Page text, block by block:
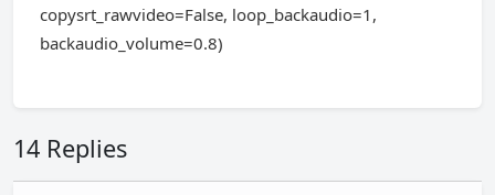
copysrt_rawvideo=False, loop_backaudio=1,
backaudio_volume=0.8)
14 Replies